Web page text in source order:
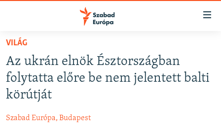
Akadálymentes
Ugrás
fő
oldalra
Ugrás
tartalomjegyzékre
NAPIRENDEN
AKTUÁLIS
PODCASTOK
ELEMZŐ
VILÁG
Az ukrán elnök Észtországban
folytatta előre be nem jelentett balti
körútját
Szabad Európa, BudapestSpotify